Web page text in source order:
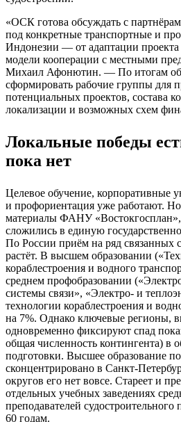
«ОСК готова обсуждать с
под конкретные транспортные и
Индонезии — от адаптации
модели кооперации с местными
Михаил Афонютин. — По итогам
сформировать рабочие группы для
потенциальных проектов, состава
локализации и возможных схем
Локальные победы
пока нет
Целевое обучение, корпоративные
и профориентация уже работают.
материалы ФАНУ
сложились в единую
По России приём на ряд связанных
растёт. В высшем образовании
кораблестроения и водного
среднем профобразовании
системы связи», «Электро- и
технологии кораблестроения и
на 7%. Однако ключевые регионы,
одновременно фиксируют спад
общая численность контингента) в
подготовки. Высшее образование
сконцентрировано в Санкт-
округов его нет вовсе. Стареет и
отдельных учебных заведениях
преподавателей
60 годам.